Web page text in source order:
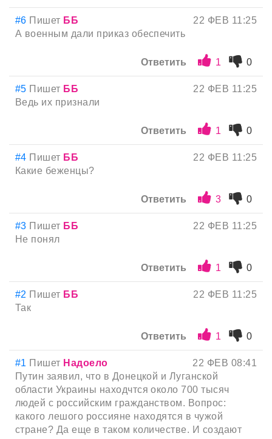
#6 Пишет ББ
22 ФЕВ 11:25
А военным дали приказ обеспечить
Ответить 1 0
#5 Пишет ББ
22 ФЕВ 11:25
Ведь их признали
Ответить 1 0
#4 Пишет ББ
22 ФЕВ 11:25
Какие беженцы?
Ответить 3 0
#3 Пишет ББ
22 ФЕВ 11:25
Не понял
Ответить 1 0
#2 Пишет ББ
22 ФЕВ 11:25
Так
Ответить 1 0
#1 Пишет Надоело
22 ФЕВ 08:41
Путин заявил, что в Донецкой и Луганской
области Украины находчтся около 700 тысяч
людей с российским гражданством. Вопрос:
какого лешого россияне находятся в чужой
стране? Да еще в таком количестве. И создают